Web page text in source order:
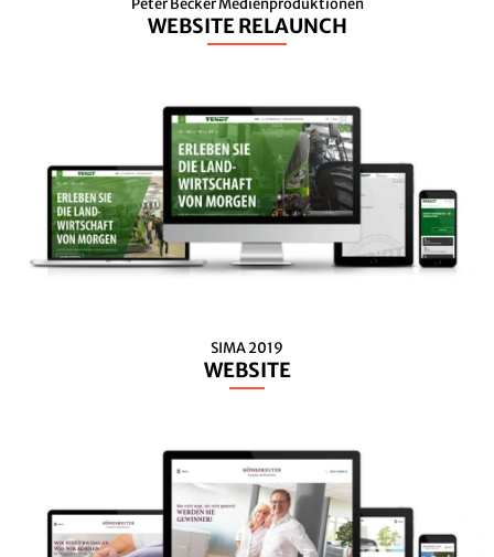
Peter Becker Medienproduktionen
WEBSITE RELAUNCH
SIMA 2019
WEBSITE